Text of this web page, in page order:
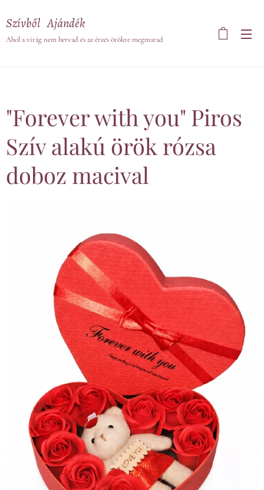
Szívből Ajándék
Ahol a virág nem hervad és az érzés örökre megmarad
"Forever with you" Piros
Szív alakú örök rózsa
doboz macival